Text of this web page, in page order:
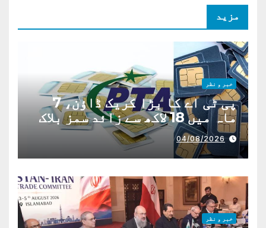
مزید
خبر و نظر
پی ٹی اے کا بڑا کریک ڈاؤن، 7
ماہ میں 18 لاکھ سے زائد سمز بلاک
04/08/2026
خبر و نظر